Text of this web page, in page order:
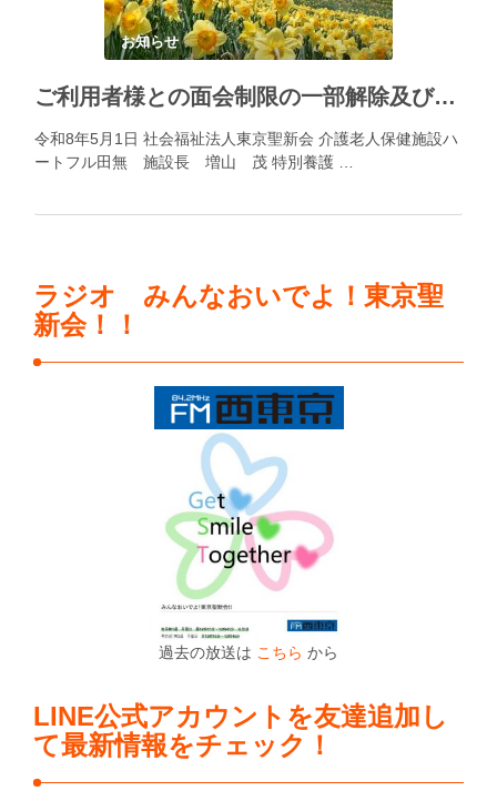
お知らせ
ご利用者様との面会制限の一部解除及び面会にあたってのお願い
令和8年5月1日 社会福祉法人東京聖新会 介護老人保健施設ハ
ートフル田無 施設長 増山 茂 特別養護 …
ラジオ みんなおいでよ！東京聖
新会！！
過去の放送は こちら から
LINE公式アカウントを友達追加し
て最新情報をチェック！